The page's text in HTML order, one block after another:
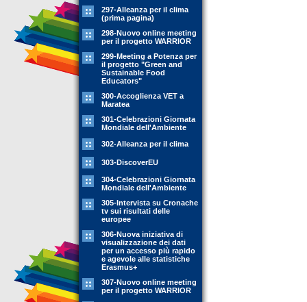
297-Alleanza per il clima
(prima pagina)
298-Nuovo online meeting
per il progetto WARRIOR
299-Meeting a Potenza per
il progetto "Green and
Sustainable Food
Educators"
300-Accoglienza VET a
Maratea
301-Celebrazioni Giornata
Mondiale dell'Ambiente
302-Alleanza per il clima
303-DiscoverEU
304-Celebrazioni Giornata
Mondiale dell'Ambiente
305-Intervista su Cronache
tv sui risultati delle
europee
306-Nuova iniziativa di
visualizzazione dei dati
per un accesso più rapido
e agevole alle statistiche
Erasmus+
307-Nuovo online meeting
per il progetto WARRIOR